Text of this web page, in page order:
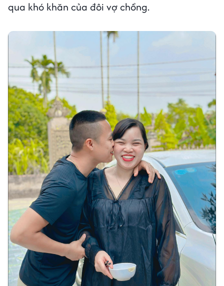
qua khó khăn của đôi vợ chồng.